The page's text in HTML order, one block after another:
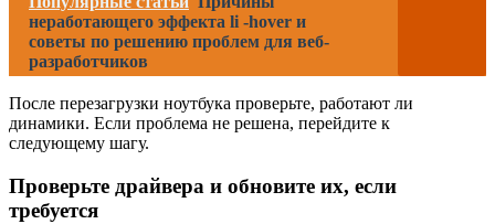
неработающего эффекта li -hover и
советы по решению проблем для веб-
разработчиков
После перезагрузки ноутбука проверьте, работают ли
динамики. Если проблема не решена, перейдите к
следующему шагу.
Проверьте драйвера и обновите их, если
требуется